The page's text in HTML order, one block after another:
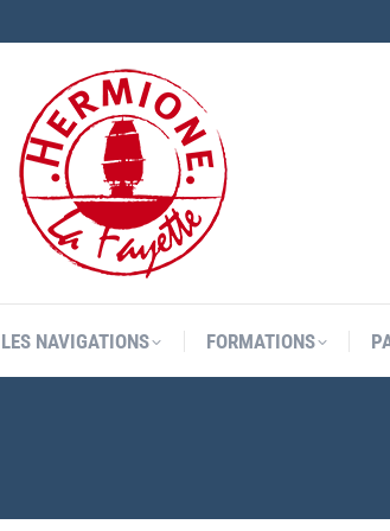
LES NAVIGATIONS FORMATIONS
LES NAVIGATIONS FORMATIONS